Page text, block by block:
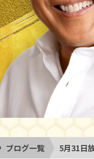
ブログ一覧 5月31日